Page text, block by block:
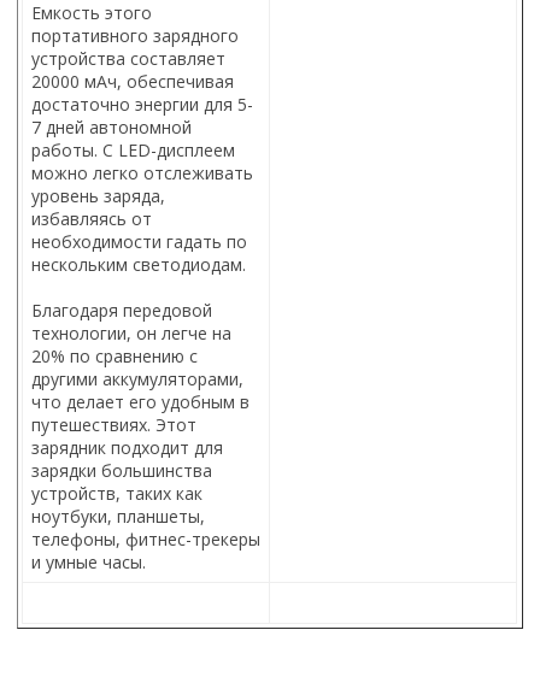
Емкость этого
портативного зарядного
устройства составляет
20000 мАч, обеспечивая
достаточно энергии для 5-
7 дней автономной
работы. С LED-дисплеем
можно легко отслеживать
уровень заряда,
избавляясь от
необходимости гадать по
нескольким светодиодам.
Благодаря передовой
технологии, он легче на
20% по сравнению с
другими аккумуляторами,
что делает его удобным в
путешествиях. Этот
зарядник подходит для
зарядки большинства
устройств, таких как
ноутбуки, планшеты,
телефоны, фитнес-трекеры
и умные часы.